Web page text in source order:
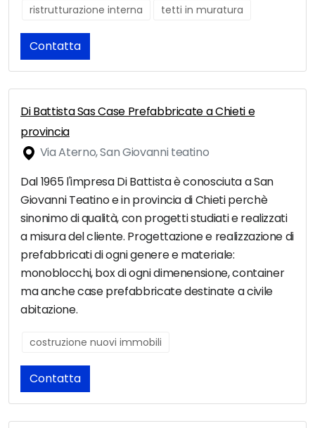
ristrutturazione interna
tetti in muratura
Contatta
Di Battista Sas Case Prefabbricate a Chieti e
provincia
Via Aterno, San Giovanni teatino
Dal 1965 l'impresa Di Battista è conosciuta a San
Giovanni Teatino e in provincia di Chieti perchè
sinonimo di qualità, con progetti studiati e realizzati
a misura del cliente. Progettazione e realizzazione di
prefabbricati di ogni genere e materiale:
monoblocchi, box di ogni dimenensione, container
ma anche case prefabbricate destinate a civile
abitazione.
costruzione nuovi immobili
Contatta